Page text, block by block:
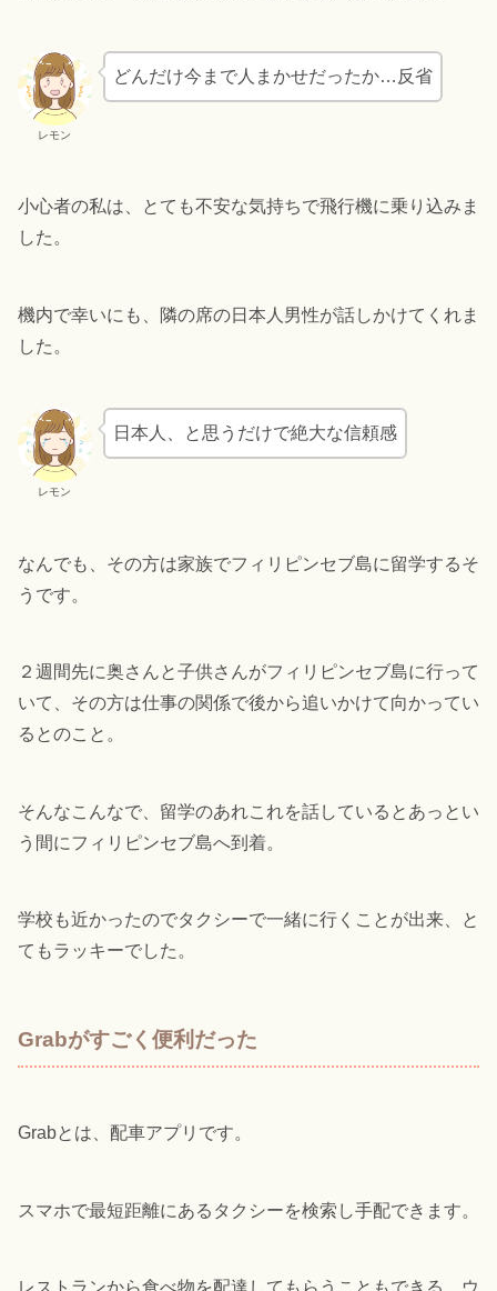
レモン
どんだけ今まで人まかせだったか…反省
小心者の私は、とても不安な気持ちで飛行機に乗り込みま
した。
機内で幸いにも、隣の席の日本人男性が話しかけてくれま
した。
レモン
日本人、と思うだけで絶大な信頼感
なんでも、その方は家族でフィリピンセブ島に留学するそ
うです。
２週間先に奥さんと子供さんがフィリピンセブ島に行って
いて、その方は仕事の関係で後から追いかけて向かってい
るとのこと。
そんなこんなで、留学のあれこれを話しているとあっとい
う間にフィリピンセブ島へ到着。
学校も近かったのでタクシーで一緒に行くことが出来、と
てもラッキーでした。
Grabがすごく便利だった
Grabとは、配車アプリです。
スマホで最短距離にあるタクシーを検索し手配できます。